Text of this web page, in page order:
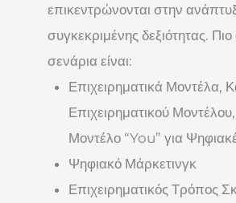
επικεντρώνονται στην
συγκεκριμένης δεξιότητας.
σενάρια είναι:
Επιχειρηματικά Μοντέλα,
Επιχειρηματικού
Μοντέλο “You” για
Ψηφιακό Μάρκετινγκ
Επιχειρηματικός Τρόπος